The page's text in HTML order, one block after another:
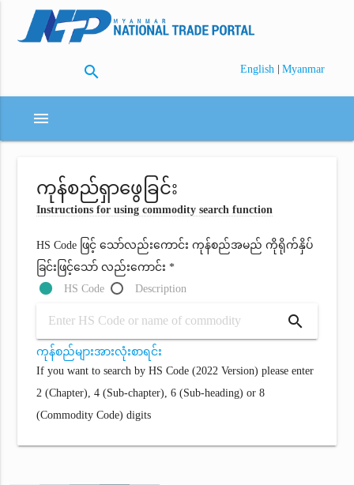
search English | Myanmar
menu
ကုန်စည်ရှာဖွေခြင်း
Instructions for using commodity search function
HS Code ဖြင့် သော်လည်းကောင်း ကုန်စည်အမည် ကိုရိုက်နှိပ်
ခြင်းဖြင့်သော် လည်းကောင်း *
HS Code
Description
search
ကုန်စည်များအားလုံးစာရင်း
If you want to search by HS Code (2022 Version) please enter
2 (Chapter), 4 (Sub-chapter), 6 (Sub-heading) or 8
(Commodity Code) digits